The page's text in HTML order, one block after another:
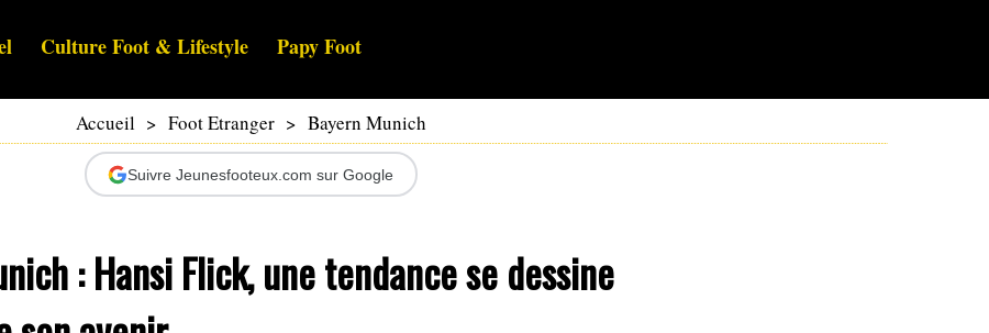
Culture Foot & Lifestyle Papy Foot
Accueil > Foot Etranger > Bayern Munich
Suivre Jeunesfooteux.com sur Google
: Hansi Flick, une tendance se dessine